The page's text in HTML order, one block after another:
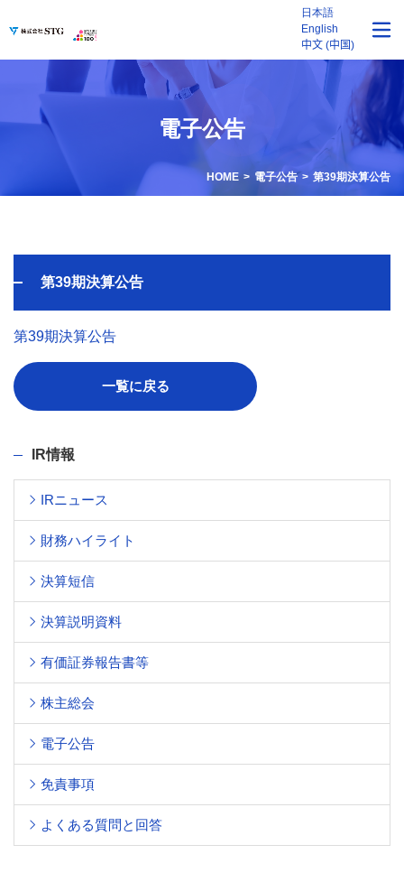
日本語
English
中文 (中国)
電子公告
HOME 電子公告 第39期決算公告
第39期決算公告
第39期決算公告
一覧に戻る
IR情報
IRニュース
財務ハイライト
決算短信
決算説明資料
有価証券報告書等
株主総会
電子公告
免責事項
よくある質問と回答